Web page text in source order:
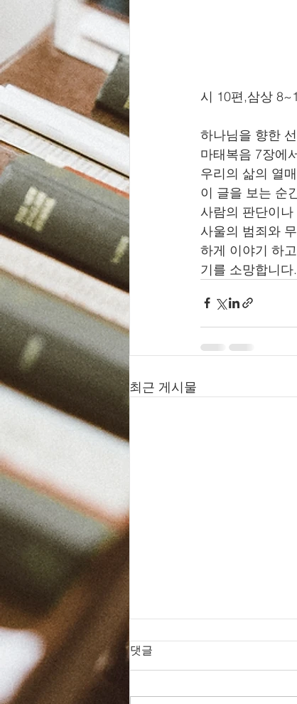
시 10편,삼상
하나님을 향한
마태복음 7장에
우리의 삶의 열
이 글을 보는 순
사람의 판단이
사울의 범죄와
하게 이야기 하
기를 소망합니다.
최근 게시물
댓글